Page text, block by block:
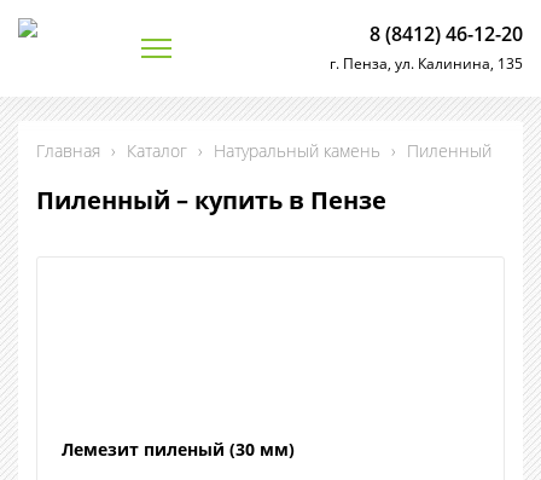
8 (8412) 46-12-20
г. Пенза, ул. Калинина, 135
Главная › Каталог › Натуральный камень › Пиленный
Пиленный – купить в Пензе
Лемезит пиленый (30 мм)